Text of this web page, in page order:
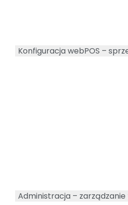
Konfiguracja webPOS –
Administracja –